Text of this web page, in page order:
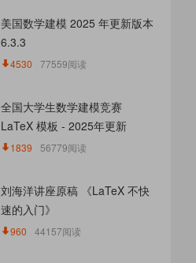
美国数学建模 2025 年更新版本
6.3.3
4530 77559阅读
全国大学生数学建模竞赛
LaTeX 模板 - 2025年更新
1839 56779阅读
刘海洋讲座原稿 《LaTeX 不快
速的入门》
960 44157阅读